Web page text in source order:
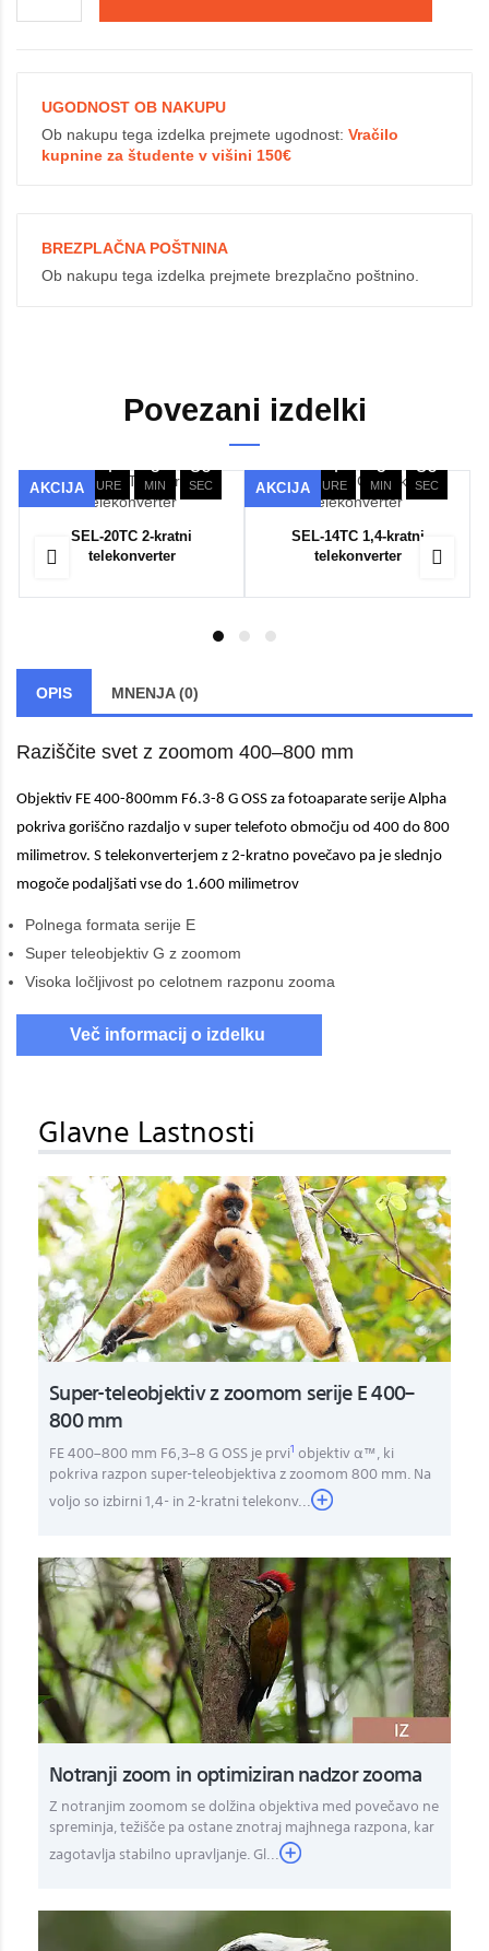
UGODNOST OB NAKUPU
Ob nakupu tega izdelka prejmete ugodnost:Vračilo
kupnine za študente v višini 150€
BREZPLAČNA POŠTNINA
Ob nakupu tega izdelka prejmete brezplačno poštnino.
Povezani izdelki
141
DNI
4
URE
6
MIN
29
SEC
AKCIJA
SEL-20TC 2-kratni
telekonverter
141
DNI
4
URE
6
MIN
29
SEC
AKCIJA
SEL-14TC 1,4-kratni
telekonverter
OPIS MNENJA (0)
Raziščite svet z zoomom 400–800 mm
Objektiv FE 400-800mm F6.3-8 G OSS za fotoaparate serije Alpha
pokriva goriščno razdaljo v super telefoto območju od 400 do 800
milimetrov. S telekonverterjem z 2-kratno povečavo pa je slednjo
mogoče podaljšati vse do 1.600 milimetrov
Polnega formata serije E
Super teleobjektiv G z zoomom
Visoka ločljivost po celotnem razponu zooma
Več informacij o izdelku
Glavne Lastnosti
Super-teleobjektiv z zoomom serije E 400–
800 mm
FE 400–800 mm F6,3–8 G OSS je prvi1objektiv α™, ki
pokriva razpon super-teleobjektiva z zoomom 800 mm. Na
voljo so izbirni 1,4- in 2-kratni telekonv...
Notranji zoom in optimiziran nadzor zooma
Z notranjim zoomom se dolžina objektiva med povečavo ne
spreminja, težišče pa ostane znotraj majhnega razpona, kar
zagotavlja stabilno upravljanje. Gl...